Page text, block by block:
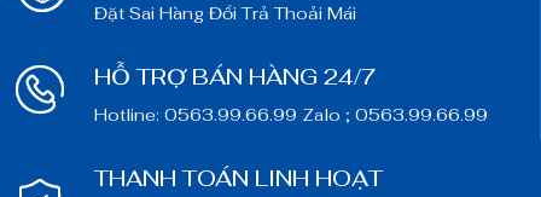
Đặt Sai Hàng Đổi Trả Thoải Mái
HỖ TRỢ BÁN HÀNG 24/7
Hotline: 0563.99.66.99 Zalo ; 0563.99.66.99
THANH TOÁN LINH HOẠT